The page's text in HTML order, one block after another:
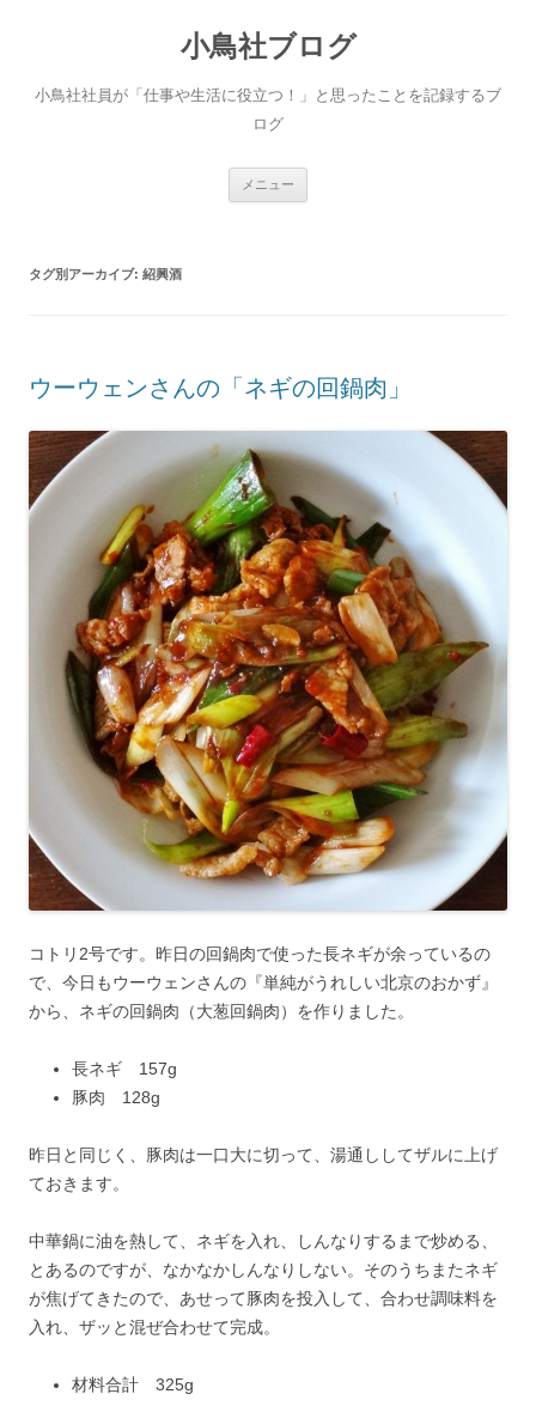
小鳥社ブログ
小鳥社社員が「仕事や生活に役立つ！」と思ったことを記録するブ
ログ
メニュー
タグ別アーカイブ: 紹興酒
ウーウェンさんの「ネギの回鍋肉」
コトリ2号です。昨日の回鍋肉で使った長ネギが余っているの
で、今日もウーウェンさんの『単純がうれしい北京のおかず』
から、ネギの回鍋肉（大葱回鍋肉）を作りました。
長ネギ 157g
豚肉 128g
昨日と同じく、豚肉は一口大に切って、湯通ししてザルに上げ
ておきます。
中華鍋に油を熱して、ネギを入れ、しんなりするまで炒める、
とあるのですが、なかなかしんなりしない。そのうちまたネギ
が焦げてきたので、あせって豚肉を投入して、合わせ調味料を
入れ、ザッと混ぜ合わせて完成。
材料合計 325g